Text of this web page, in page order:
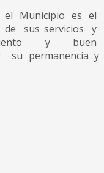
el Municipio es el
sus servicios y
y buen
permanencia y